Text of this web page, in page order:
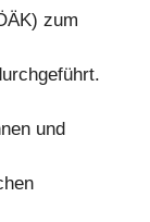
zum
und